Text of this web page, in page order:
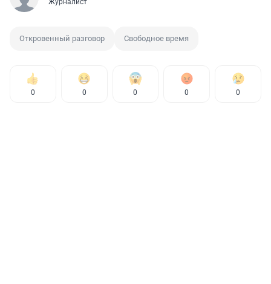
Журналист
Откровенный разговор Свободное время
0 0 0 0 0